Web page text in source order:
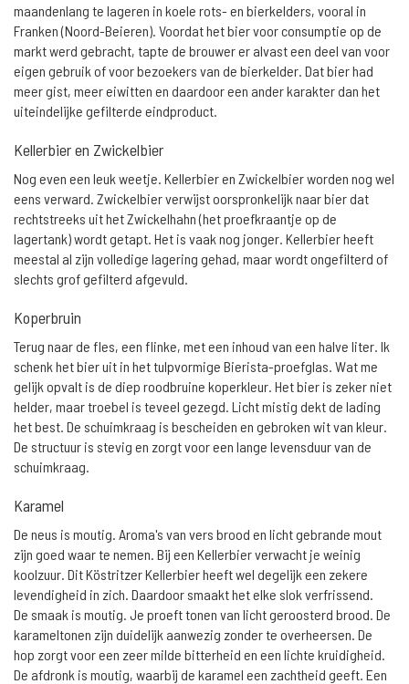
maandenlang te lageren in koele rots- en bierkelders, vooral in
Franken (Noord-Beieren). Voordat het bier voor consumptie op de
markt werd gebracht, tapte de brouwer er alvast een deel van voor
eigen gebruik of voor bezoekers van de bierkelder. Dat bier had
meer gist, meer eiwitten en daardoor een ander karakter dan het
uiteindelijke gefilterde eindproduct.
Kellerbier en Zwickelbier
Nog even een leuk weetje. Kellerbier en Zwickelbier worden nog wel
eens verward. Zwickelbier verwijst oorspronkelijk naar bier dat
rechtstreeks uit het Zwickelhahn (het proefkraantje op de
lagertank) wordt getapt. Het is vaak nog jonger. Kellerbier heeft
meestal al zijn volledige lagering gehad, maar wordt ongefilterd of
slechts grof gefilterd afgevuld.
Koperbruin
Terug naar de fles, een flinke, met een inhoud van een halve liter. Ik
schenk het bier uit in het tulpvormige Bierista-proefglas. Wat me
gelijk opvalt is de diep roodbruine koperkleur. Het bier is zeker niet
helder, maar troebel is teveel gezegd. Licht mistig dekt de lading
het best. De schuimkraag is bescheiden en gebroken wit van kleur.
De structuur is stevig en zorgt voor een lange levensduur van de
schuimkraag.
Karamel
De neus is moutig. Aroma's van vers brood en licht gebrande mout
zijn goed waar te nemen. Bij een Kellerbier verwacht je weinig
koolzuur. Dit Köstritzer Kellerbier heeft wel degelijk een zekere
levendigheid in zich. Daardoor smaakt het elke slok verfrissend.
De smaak is moutig. Je proeft tonen van licht geroosterd brood. De
karameltonen zijn duidelijk aanwezig zonder te overheersen. De
hop zorgt voor een zeer milde bitterheid en een lichte kruidigheid.
De afdronk is moutig, waarbij de karamel een zachtheid geeft. Een